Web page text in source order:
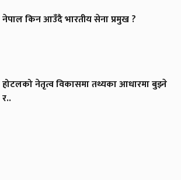
नेपाल किन आउँदै भारतीय सेना प्रमुख ?
होटलको नेतृत्व विकासमा तथ्यका आधारमा बुझ्ने
र..